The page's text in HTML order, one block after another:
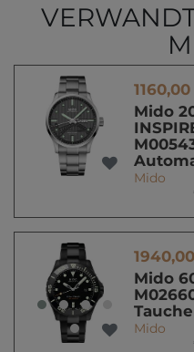
Mido
Mido
Mido
Mido